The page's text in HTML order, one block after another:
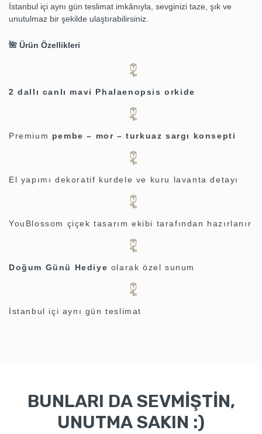
İstanbul içi aynı gün teslimat imkânıyla, sevginizi taze, şık ve
unutulmaz bir şekilde ulaştırabilirsiniz.
🌺 Ürün Özellikleri
2 dallı canlı mavi Phalaenopsis orkide
Premium pembe – mor – turkuaz sargı konsepti
El yapımı dekoratif kurdele ve kuru lavanta detayı
YouBlossom çiçek tasarım ekibi tarafından hazırlanır
Doğum Günü Hediye olarak özel sunum
İstanbul içi aynı gün teslimat
BUNLARI DA SEVMİŞTİN,
UNUTMA SAKIN :)